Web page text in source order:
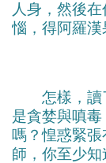
人身，然後
惱，得阿羅漢
怎樣，讀了
是貪婪與嗔
嗎？惶惑緊
師，你至少